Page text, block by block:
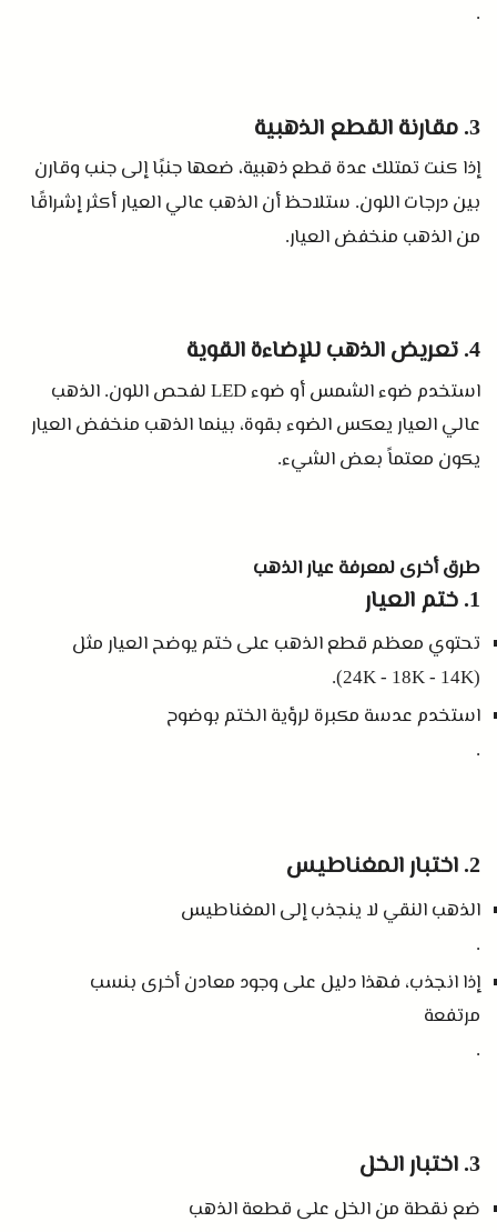
.
3. مقارنة القطع الذهبية
إذا كنت تمتلك عدة قطع ذهبية، ضعها جنبًا إلى جنب وقارن
بين درجات اللون. ستلاحظ أن الذهب عالي العيار أكثر إشراقًا
من الذهب منخفض العيار.
4. تعريض الذهب للإضاءة القوية
استخدم ضوء الشمس أو ضوء LED لفحص اللون. الذهب
عالي العيار يعكس الضوء بقوة، بينما الذهب منخفض العيار
يكون معتماً بعض الشيء.
طرق أخرى لمعرفة عيار الذهب
1. ختم العيار
تحتوي معظم قطع الذهب على ختم يوضح العيار مثل
(24K - 18K - 14K).
استخدم عدسة مكبرة لرؤية الختم بوضوح
.
2. اختبار المغناطيس
الذهب النقي لا ينجذب إلى المغناطيس
.
إذا انجذب، فهذا دليل على وجود معادن أخرى بنسب
مرتفعة
.
3. اختبار الخل
ضع نقطة من الخل على قطعة الذهب